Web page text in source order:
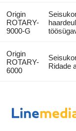
Origin
ROTARY-
9000-G
Origin
ROTARY-
6000
Ridade